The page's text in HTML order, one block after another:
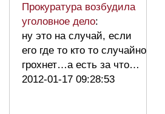
Прокуратура возбудила
уголовное дело:
ну это на случай, если
его где то кто то случайно
грохнет…а есть за что…
2012-01-17 09:28:53